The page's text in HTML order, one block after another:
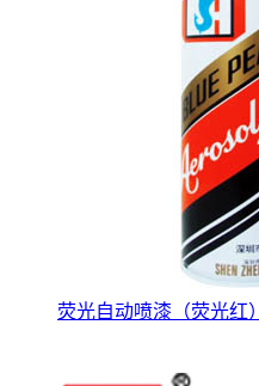
荧光自动喷漆（荧光红）